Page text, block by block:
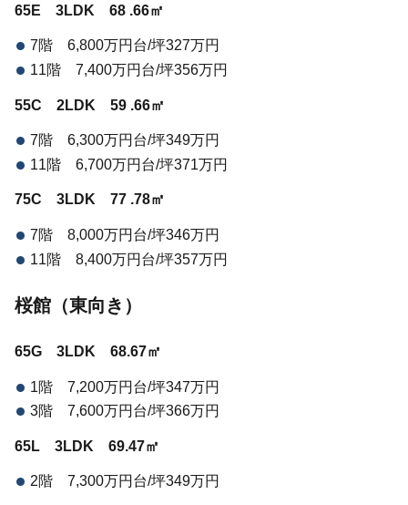
65E 3LDK 68 .66㎡
7階 6,800万円台/坪327万円
11階 7,400万円台/坪356万円
55C 2LDK 59 .66㎡
7階 6,300万円台/坪349万円
11階 6,700万円台/坪371万円
75C 3LDK 77 .78㎡
7階 8,000万円台/坪346万円
11階 8,400万円台/坪357万円
桜館（東向き）
65G 3LDK 68.67㎡
1階 7,200万円台/坪347万円
3階 7,600万円台/坪366万円
65L 3LDK 69.47㎡
2階 7,300万円台/坪349万円